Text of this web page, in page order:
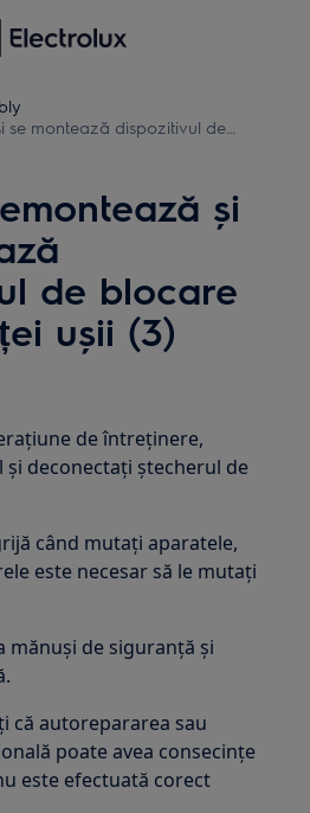
se montează dispozitivul de
și
de blocare
ușii (3)
de întreținere,
și deconectați ștecherul de
când mutați aparatele,
este necesar să le mutați
mănuși de siguranță și
că autorepararea sau
poate avea consecințe
este efectuată corect